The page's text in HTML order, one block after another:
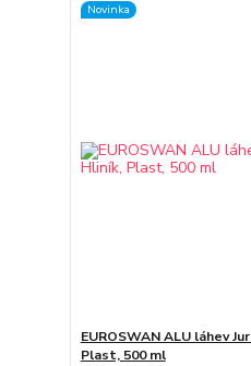
Novinka
EUROSWAN ALU láhev
Plast, 500 ml